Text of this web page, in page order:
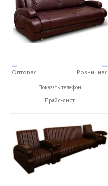
—
Оптовая
—
Розничная
+7 (910) 652-89-53 Александра
Показать телефон
Прайс-лист